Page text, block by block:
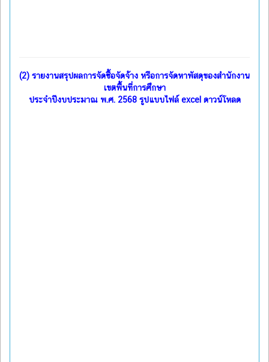
(2) รายงานสรุปผลการจัดซื้อจัดจ้าง หรือการจัดหาพัสดุของสำนักงาน
เขตพื้นที่การศึกษา
ประจำปีงบประมาณ พ.ศ. 2568 รูปแบบไฟล์ excel ดาวน์โหลด